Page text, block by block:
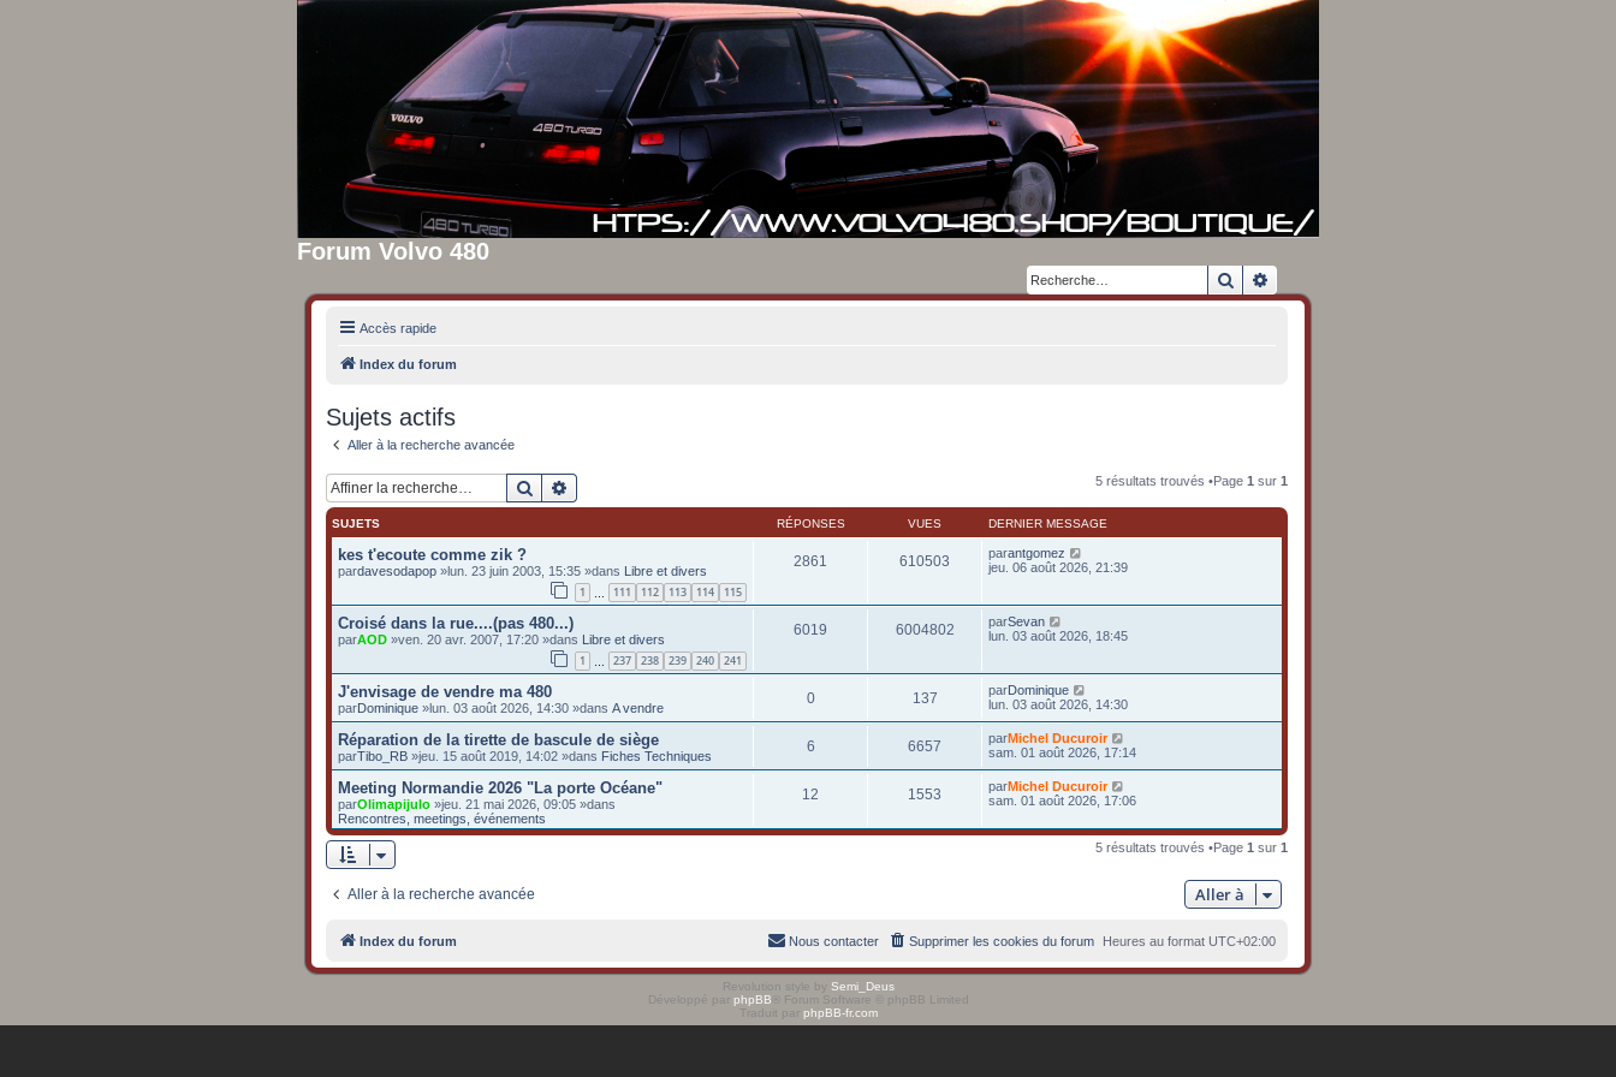
Forum Volvo 480
Rechercher
Accès rapide
Index du forum
Sujets actifs
Aller à la recherche avancée
Rechercher 5 résultats trouvés •Page 1 sur 1
SUJETS RÉPONSES VUES DERNIER MESSAGE
kes t'ecoute comme zik ?
pardavesodapop »lun. 23 juin 2003, 15:35 »dans Libre et divers
1 111 112 113 114 115
2861 610503 parantgomez
jeu. 06 août 2026, 21:39
Croisé dans la rue....(pas 480...)
parAOD »ven. 20 avr. 2007, 17:20 »dans Libre et divers
1 … 237 238 239 240 241
6019 6004802 parSevan
lun. 03 août 2026, 18:45
J'envisage de vendre ma 480
parDominique »lun. 03 août 2026, 14:30 »dans A vendre
0 137 parDominique
lun. 03 août 2026, 14:30
Réparation de la tirette de bascule de siège
parTibo_RB »jeu. 15 août 2019, 14:02 »dans Fiches Techniques
6 6657 parMichel Ducuroir
sam. 01 août 2026, 17:14
Meeting Normandie 2026 "La porte Océane"
parOlimapijulo »jeu. 21 mai 2026, 09:05 »dans
Rencontres, meetings, événements
12 1553 parMichel Ducuroir
sam. 01 août 2026, 17:06
5 résultats trouvés •Page 1 sur 1
Aller à la recherche avancée Aller à
Index du forum Heures au format UTC+02:00
Supprimer les cookies du forum
Nous contacter
Revolution style by Semi_Deus
Développé par phpBB ® Forum Software © phpBB Limited
Traduit par phpBB-fr.com